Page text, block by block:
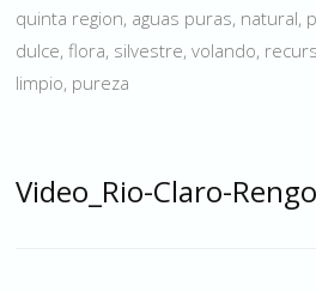
quinta region, aguas puras, natural,
dulce, flora, silvestre, volando,
limpio, pureza
Video_Rio-Claro-